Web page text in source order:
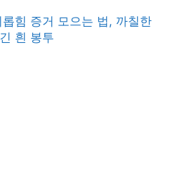
힘 증거 모으는 법, 까칠한
흰 봉투